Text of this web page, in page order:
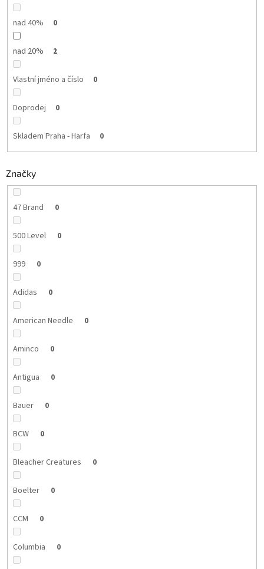
nad 40% 0
nad 20% 2
Vlastní jméno a číslo 0
Doprodej 0
Skladem Praha - Harfa 0
Značky
47 Brand 0
500 Level 0
999 0
Adidas 0
American Needle 0
Aminco 0
Antigua 0
Bauer 0
BCW 0
Bleacher Creatures 0
Boelter 0
CCM 0
Columbia 0